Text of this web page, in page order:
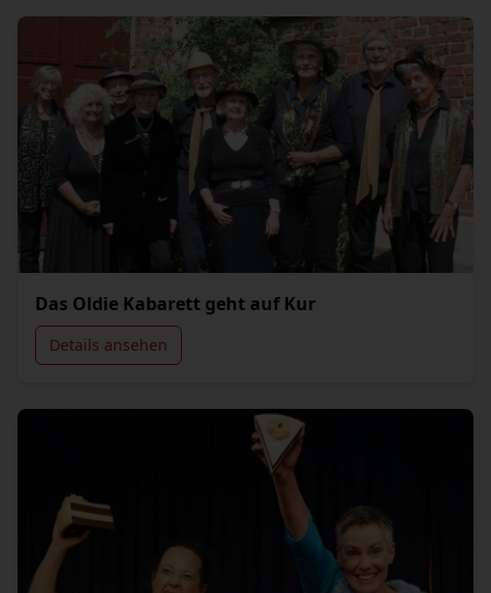
Das Oldie Kabarett geht auf Kur
Details ansehen